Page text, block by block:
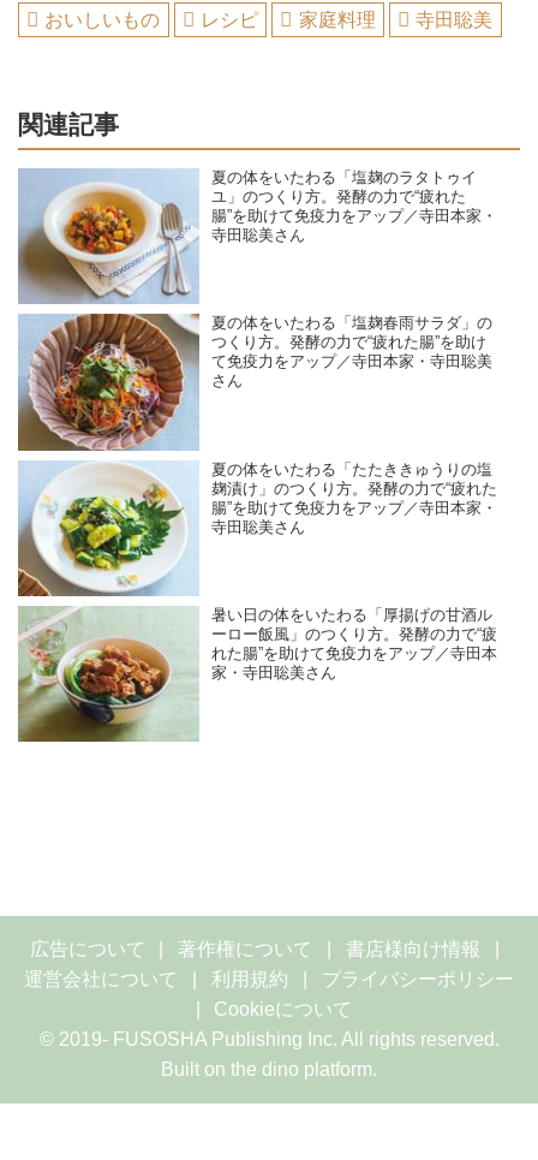
おいしいもの レシピ 家庭料理 寺田聡美
関連記事
夏の体をいたわる「塩麹のラタトゥイ
ユ」のつくり方。発酵の力で“疲れた
腸”を助けて免疫力をアップ／寺田本家・
寺田聡美さん
夏の体をいたわる「塩麹春雨サラダ」の
つくり方。発酵の力で“疲れた腸”を助け
て免疫力をアップ／寺田本家・寺田聡美
さん
夏の体をいたわる「たたききゅうりの塩
麹漬け」のつくり方。発酵の力で“疲れた
腸”を助けて免疫力をアップ／寺田本家・
寺田聡美さん
暑い日の体をいたわる「厚揚げの甘酒ル
ーロー飯風」のつくり方。発酵の力で“疲
れた腸”を助けて免疫力をアップ／寺田本
家・寺田聡美さん
広告について 著作権について
書店様向け情報
運営会社について
利用規約
プライバシーポリシー
Cookieについて
© 2019- FUSOSHA Publishing Inc. All rights reserved.
Built on the dino platform.